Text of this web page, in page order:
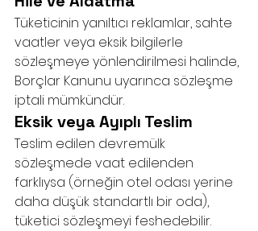
Tüketicinin yanıltıcı reklamlar, sahte
vaatler veya eksik bilgilerle
sözleşmeye yönlendirilmesi halinde,
Borçlar Kanunu uyarınca sözleşme
iptali mümkündür.
Eksik veya Ayıplı Teslim
Teslim edilen devremülk
sözleşmede vaat edilenden
farklıysa (örneğin otel odası yerine
daha düşük standartlı bir oda),
tüketici sözleşmeyi feshedebilir.